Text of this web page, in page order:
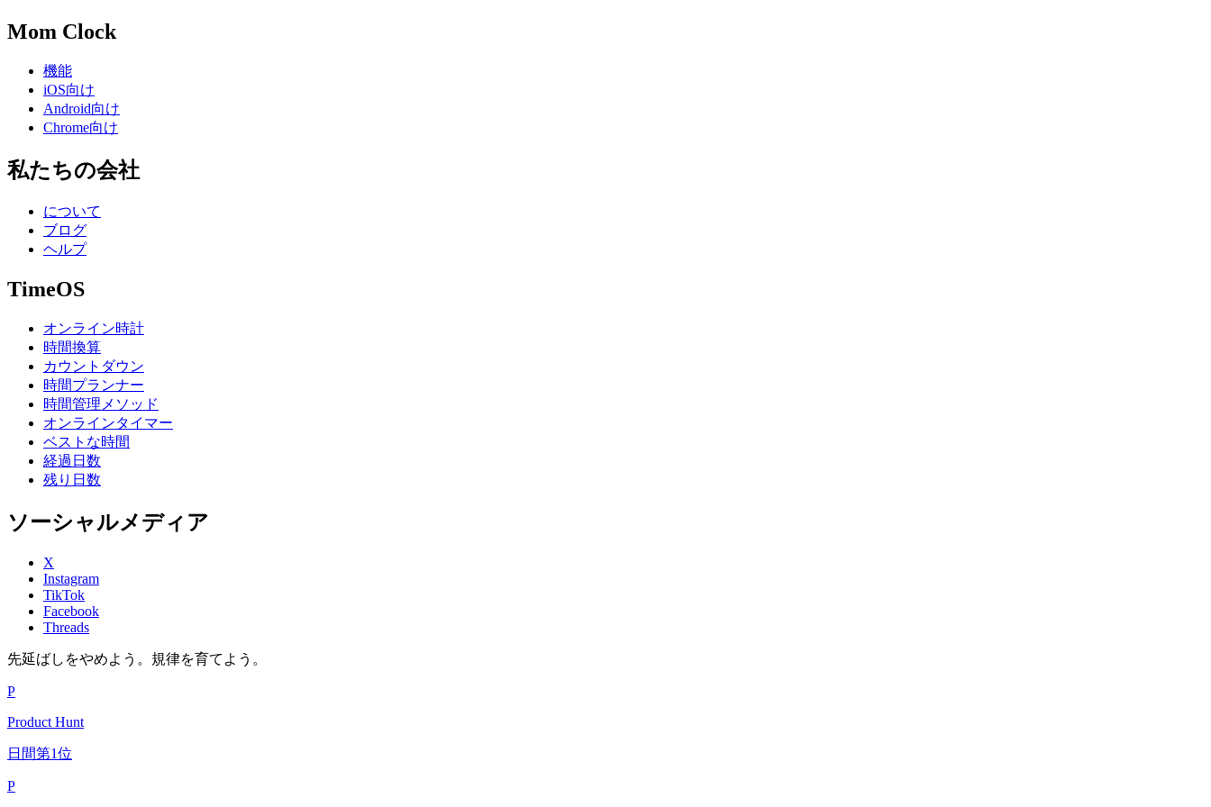
Mom Clock
機能
iOS向け
Android向け
Chrome向け
私たちの会社
について
ブログ
ヘルプ
TimeOS
オンライン時計
時間換算
カウントダウン
時間プランナー
時間管理メソッド
オンラインタイマー
ベストな時間
経過日数
残り日数
ソーシャルメディア
X
Instagram
TikTok
Facebook
Threads
先延ばしをやめよう。規律を育てよう。
P
Product Hunt
日間第1位
P